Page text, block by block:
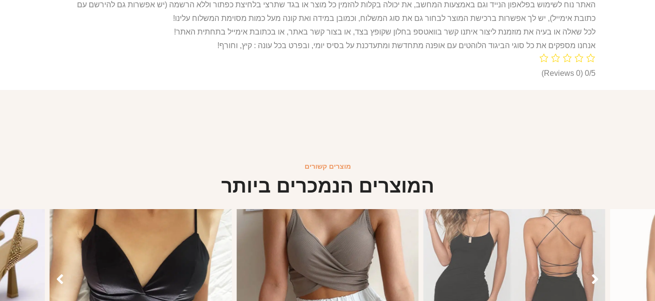
האתר נוח לשימוש בפלאפון הנייד וגם באמצעות המחשב, את יכולה בקלות להזמין כל מוצר או בגד שתרצי בלחיצת כפתור וללא הרשמה (יש אפשרות גם להירשם עם
כתובת אימייל), יש לך אפשרות ברכישת המוצר לבחור גם את סוג המשלוח, וכמובן במידה ואת קונה מעל כמות מסוימת המשלוח עלינו!
לכל שאלה או בעיה את מוזמנת ליצור איתנו קשר בוואטספ בחלון שקופץ בצד, או בצור קשר באתר, או בכתובת אימייל בתחתית האתר!
אנחנו מספקים את כל סוגי הביגוד הלוהטים עם אופנה מתחדשת ומתעדכנת על בסיס יומי, ובפרט בכל עונה : קיץ, וחורף!
0/5
(0 Reviews)
מוצרים קשורים
המוצרים הנמכרים ביותר